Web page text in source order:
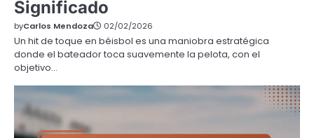
Significado
byCarlos Mendoza 02/02/2026
Un hit de toque en béisbol es una maniobra estratégica
donde el bateador toca suavemente la pelota, con el
objetivo…